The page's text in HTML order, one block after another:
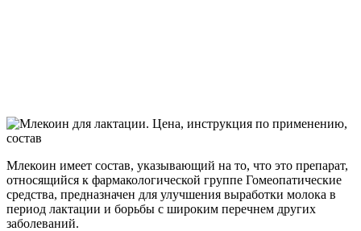
Млекоин имеет состав, указывающий на то, что это препарат,
относящийся к фармакологической группе Гомеопатические
средства, предназначен для улучшения выработки молока в
период лактации и борьбы с широким перечнем других
заболеваний.